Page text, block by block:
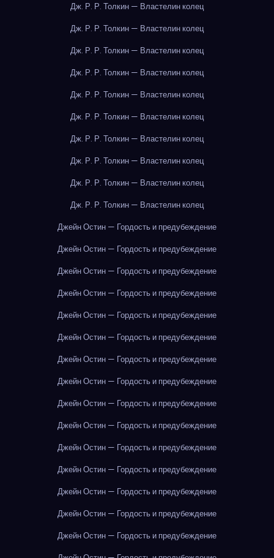
Дж. Р. Р. Толкин — Властелин колец
Дж. Р. Р. Толкин — Властелин колец
Дж. Р. Р. Толкин — Властелин колец
Дж. Р. Р. Толкин — Властелин колец
Дж. Р. Р. Толкин — Властелин колец
Дж. Р. Р. Толкин — Властелин колец
Дж. Р. Р. Толкин — Властелин колец
Дж. Р. Р. Толкин — Властелин колец
Дж. Р. Р. Толкин — Властелин колец
Дж. Р. Р. Толкин — Властелин колец
Джейн Остин — Гордость и предубеждение
Джейн Остин — Гордость и предубеждение
Джейн Остин — Гордость и предубеждение
Джейн Остин — Гордость и предубеждение
Джейн Остин — Гордость и предубеждение
Джейн Остин — Гордость и предубеждение
Джейн Остин — Гордость и предубеждение
Джейн Остин — Гордость и предубеждение
Джейн Остин — Гордость и предубеждение
Джейн Остин — Гордость и предубеждение
Джейн Остин — Гордость и предубеждение
Джейн Остин — Гордость и предубеждение
Джейн Остин — Гордость и предубеждение
Джейн Остин — Гордость и предубеждение
Джейн Остин — Гордость и предубеждение